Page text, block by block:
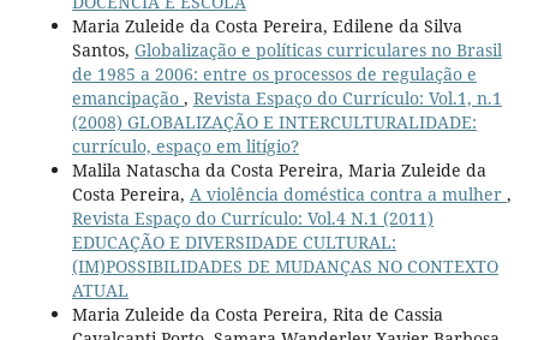
Maria Zuleide da Costa Pereira, Edilene da Silva
Santos, Globalização e políticas curriculares no Brasil
de 1985 a 2006: entre os processos de regulação e
emancipação , Revista Espaço do Currículo: Vol.1, n.1
(2008) GLOBALIZAÇÃO E INTERCULTURALIDADE:
currículo, espaço em litígio?
Malila Natascha da Costa Pereira, Maria Zuleide da
Costa Pereira, A violência doméstica contra a mulher ,
Revista Espaço do Currículo: Vol.4 N.1 (2011)
EDUCAÇÃO E DIVERSIDADE CULTURAL:
(IM)POSSIBILIDADES DE MUDANÇAS NO CONTEXTO
ATUAL
Maria Zuleide da Costa Pereira, Rita de Cassia